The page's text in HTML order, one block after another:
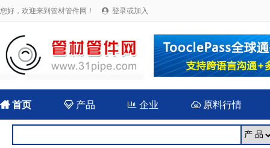
您好，欢迎来到管材管件网！  登录或加入
首页 产品  企业 原料行情